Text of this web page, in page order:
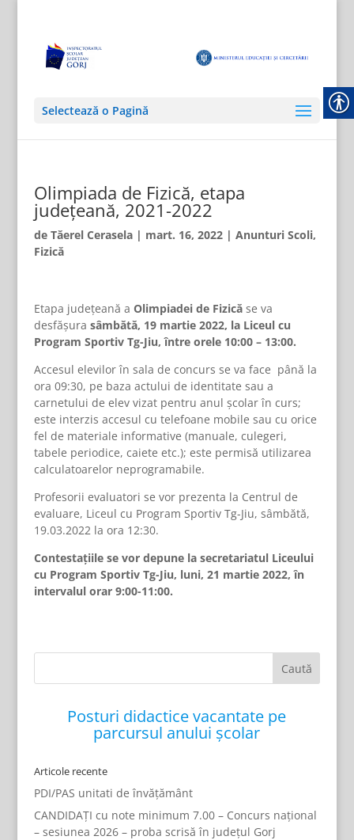
Selectează o Pagină
Olimpiada de Fizică, etapa
județeană, 2021-2022
de Tăerel Cerasela| mart. 16, 2022| Anunturi Scoli,
Fizică
Etapa judeţeană a Olimpiadei de Fizicăse va
desfășura sâmbătă, 19 martie 2022, la Liceul cu
Program Sportiv Tg-Jiu, între orele 10:00 – 13:00.
Accesul elevilor în sala de concurs se va face până la
ora 09:30, pe baza actului de identitate sau a
carnetului de elev vizat pentru anul școlar în curs;
este interzis accesul cu telefoane mobile sau cu orice
fel de materiale informative (manuale, culegeri,
tabele periodice, caiete etc.); este permisă utilizarea
calculatoarelor neprogramabile.
Profesorii evaluatori se vor prezenta la Centrul de
evaluare, Liceul cu Program Sportiv Tg-Jiu, sâmbătă,
19.03.2022 la ora 12:30.
Contestațiile se vor depune la secretariatul Liceului
cu Program Sportiv Tg-Jiu, luni, 21 martie 2022, în
intervalul orar 9:00-11:00.
Posturi didactice vacantate pe
parcursul anului școlar
Articole recente
PDI/PAS unitati de învățământ
CANDIDAȚI cu note minimum 7.00 – Concurs național
– sesiunea 2026 – proba scrisă în județul Gorj